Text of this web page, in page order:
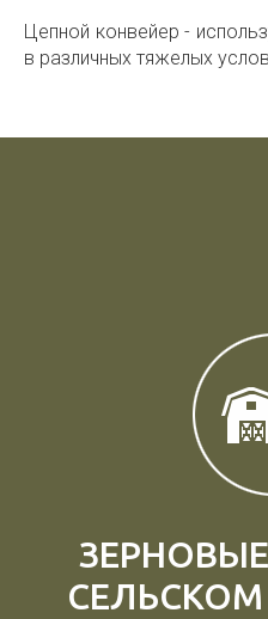
Цепной конвейер -
в различных тяжелых